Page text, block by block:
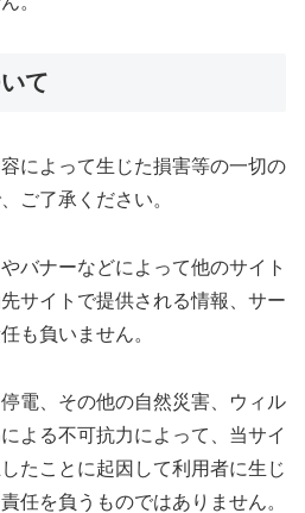
て
によって生じた損害等の一切の
ご了承ください。
バナーなどによって他のサイト
サイトで提供される情報、サー
も負いません。
電、その他の自然災害、ウィル
よる不可抗力によって、当サイ
たことに起因して利用者に生じ
任を負うものではありません。